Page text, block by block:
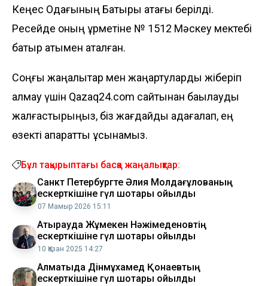
Кеңес Одағының Батыры атағы берілді.
Ресейде оның құрметіне № 1512 Мәскеу мектебі
батыр атымен аталған.
Соңғы жаңалықтар мен жаңартуларды жіберіп
алмау үшін Qazaq24.com сайтынан бақылауды
жалғастырыңыз, біз жағдайды қадағалап, ең
өзекті ақпаратты ұсынамыз.
Бұл тақырыптағы басқа жаңалықтар:
Санкт Петербургте Әлия Молдағұлованың
ескерткішіне гүл шоқтары қойылды
07 Мамыр 2026 15:11
Атырауда Жұмекен Нәжімеденовтің
ескерткішіне гүл шоқтары қойылды
10 Қазан 2025 14:27
Алматыда Дінмұхамед Қонаевтың
ескерткішіне гүл шоқтары қойылды